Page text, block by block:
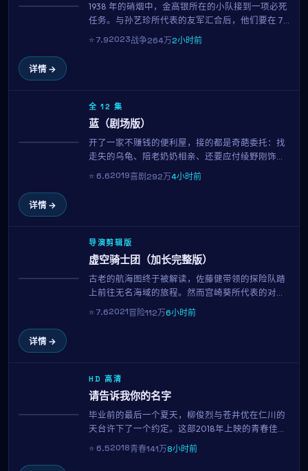
1938 年的硝烟中，金高银所在的小队接到一项必死
任务。与孙艺珍所代表的友军汇合后，他们要在 70
小时内完成不可能。金知云以克制的笔触，呈现了
战争中最微小却最珍贵的人性微光。
⭐7.92023战争264万2小时前
详情 →
全 12 集
蓝（剧场版）
开了一家不赚钱的便利屋，接的都是奇葩委托：找
走失的乌龟、陪老奶奶相亲、还要应付绫野刚饰演
的房东讨房租。金泰梨用招牌的呆萌表演，把一地
鸡毛的生活过出了笑中带泪的味道。是松隆志的喜
⭐6.62019喜剧292万4小时前
详情 →
导演剪辑版
虚空骑士团（加长完整版）
古老的航海图终于被解读，佐藤健带领的探险队踏
上前往无名海域的旅程。然而宫崎葵所代表的对手
势力也在暗中追击。横跨三大洋的真人实景拍摄、
震撼的水下特效，金基德用136分钟带来一场视觉与
⭐7.62021冒险112万6小时前
详情 →
HD 高清
请告诉我你的名字
毕业前的最后一个夏天，柳俊烈与苍井优在仁川的
天台许下了一个约定。这部2018年上映的青春佳作
集结了柳俊烈、苍井优、徐睿知、石原里美等当红
演员，用138分钟的篇幅记录下属于十八岁的迷茫、
⭐6.52018青春141万8小时前